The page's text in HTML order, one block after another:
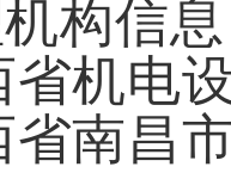
构信息
省机电
南昌